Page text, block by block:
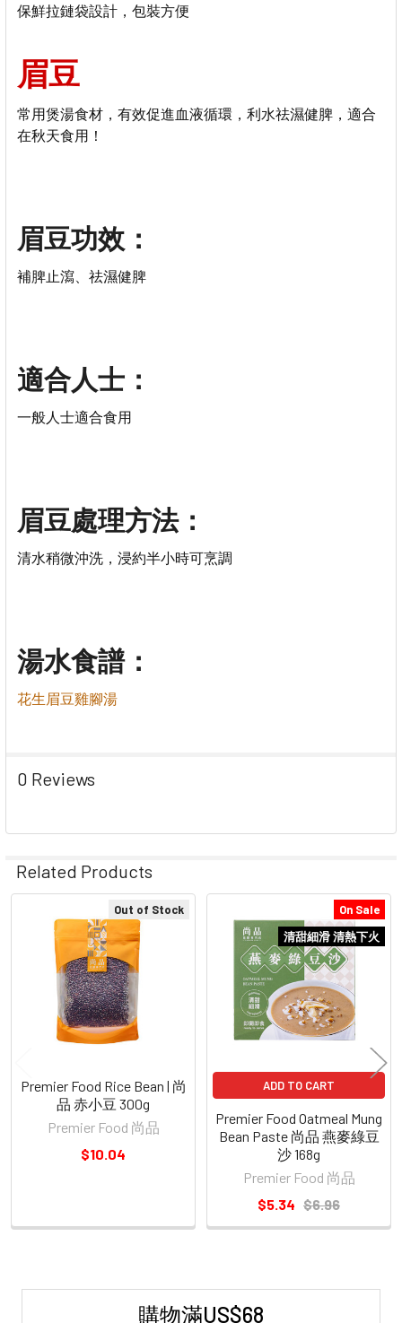
購物滿US$68
保鮮拉鏈袋設計，包裝方便
眉豆
常用煲湯食材，有效促進血液循環，利水祛濕健脾，適合
在秋天食用！
眉豆功效：
補脾止瀉、祛濕健脾
適合人士：
一般人士適合食用
眉豆處理方法：
清水稍微沖洗，浸約半小時可烹調
湯水食譜：
花生眉豆雞腳湯
0 Reviews
Related Products
Related
Products
Out of Stock
Premier Food Rice Bean | 尚
品 赤小豆 300g
Premier Food 尚品
$10.04
On Sale
清甜細滑 清熱下火
ADD TO CART
Premier Food Oatmeal Mung
Bean Paste 尚品 燕麥綠豆
沙 168g
Premier Food 尚品
$5.34 $6.96